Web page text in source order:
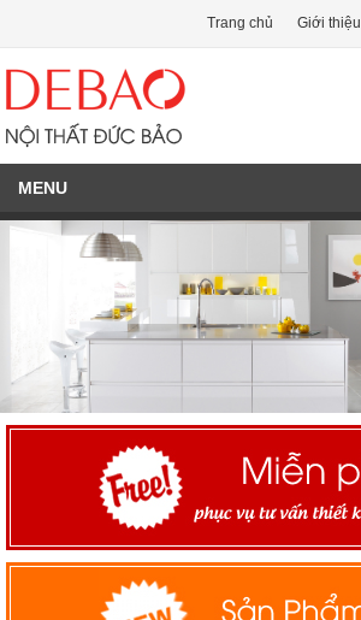
Trang chủ Giới thiệu
MENU